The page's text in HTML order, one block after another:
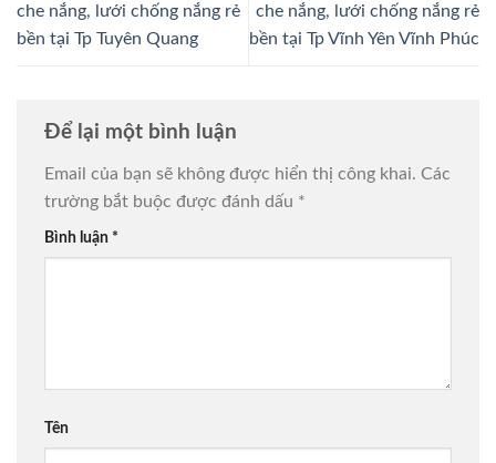
che nắng, lưới chống nắng rẻ
bền tại Tp Tuyên Quang
che nắng, lưới chống nắng rẻ
bền tại Tp Vĩnh Yên Vĩnh Phúc
Để lại một bình luận
Email của bạn sẽ không được hiển thị công khai. Các
trường bắt buộc được đánh dấu *
Bình luận *
Tên